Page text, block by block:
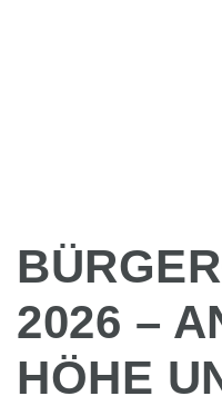
2026 –
HÖHE